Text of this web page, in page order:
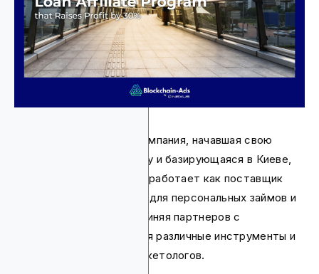
Profitner — кредитная компания, начавшая свою
деятельность в 2017 году и базирующаяся в Киеве,
Украина. Эта платформа работает как поставщик
партнерской программы для персональных займов и
срочных кредитов, соединяя партнеров с
кредиторами и предлагая различные инструменты и
ресурсы для успеха маркетологов.